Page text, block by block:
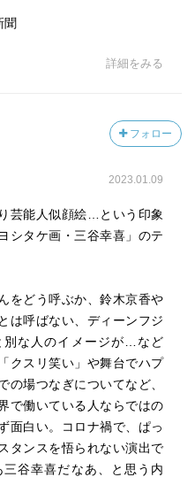
聞
詳細をみる
フォロー
2023.01.09
芸能人似顔絵…という印象
シタケ画・三谷幸喜」のテ
をどう呼ぶか、鈴木京香や
は呼ばない、ディーンフジ
別な人のイメージが…など
クスリ笑い」や舞台でハプ
の場つなぎについてなど、
で働いている人ならではの
面白い。コロナ禍で、ぱっ
タンスを悟られない演出で
谷幸喜だなあ、と思う内